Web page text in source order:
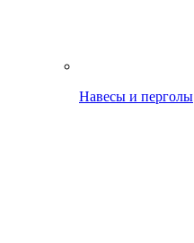
Навесы и перголы